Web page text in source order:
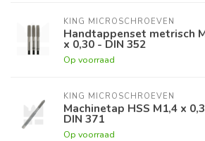
KING MICROSCHROEVEN
Handtappenset metrisch
x 0,30 - DIN 352
Op voorraad
KING MICROSCHROEVEN
Machinetap HSS M1,4 x
DIN 371
Op voorraad